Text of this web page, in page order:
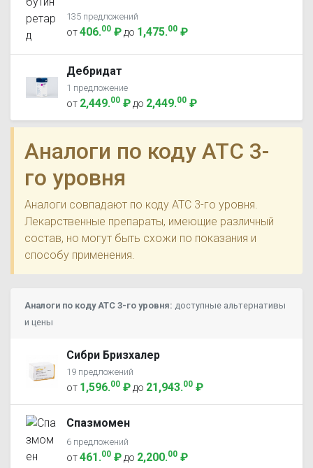
135 предложений
от406.00 ₽ до 1,475.00 ₽
Дебридат
1 предложение
от 2,449.00 ₽ до 2,449.00 ₽
Аналоги по коду ATC 3-
го уровня
Аналоги совпадают по коду ATC 3-го уровня.
Лекарственные препараты, имеющие различный
состав, но могут быть схожи по показания и
способу применения.
Аналоги по коду ATC 3-го уровня: доступные альтернативы
и цены
Сибри Бризхалер
19 предложений
от 1,596.00 ₽ до 21,943.00 ₽
Спазмомен
6 предложений
от461.00 ₽ до 2,200.00 ₽